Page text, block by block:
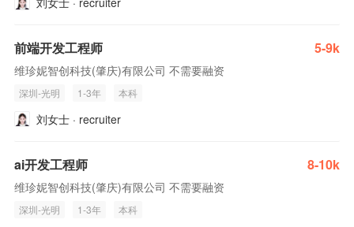
前端开发工程师 5-9k
维珍妮智创科技(肇庆)有限公司 不需要融资
深圳-光明 1-3年 本科
刘女士 · recruiter
ai开发工程师 8-10k
维珍妮智创科技(肇庆)有限公司 不需要融资
深圳-光明 1-3年 本科